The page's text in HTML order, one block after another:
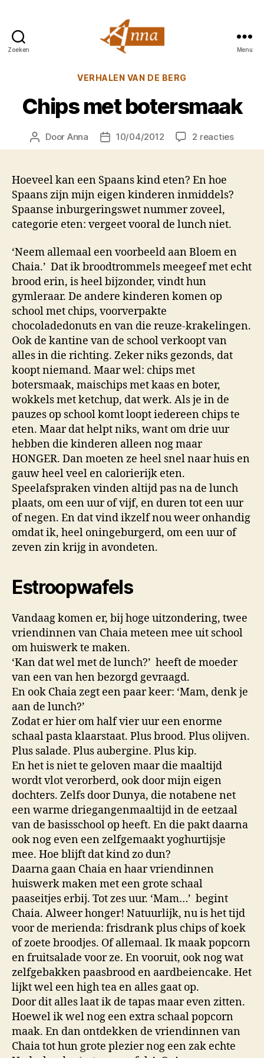
Zoeken
van
Menu
Categorieën
VERHALEN VAN DE BERG
Chips met botersmaak
Berichtauteur
Door Anna Berichtdatum
10/04/2012 2 reactiesop
Chips
Hoeveel kan een Spaans kind eten? En hoe
Spaans zijn mijn eigen kinderen inmiddels?
Spaanse inburgeringswet nummer zoveel,
categorie eten: vergeet vooral de lunch niet.
‘Neem allemaal een voorbeeld aan Bloem en
Chaia.’ Dat ik broodtrommels meegeef met echt
brood erin, is heel bijzonder, vindt hun
gymleraar. De andere kinderen komen op
school met chips, voorverpakte
chocoladedonuts en van die reuze-krakelingen.
Ook de kantine van de school verkoopt van
alles in die richting. Zeker niks gezonds, dat
koopt niemand. Maar wel: chips met
botersmaak, maischips met kaas en boter,
wokkels met ketchup, dat werk. Als je in de
pauzes op school komt loopt iedereen chips te
eten. Maar dat helpt niks, want om drie uur
hebben die kinderen alleen nog maar
HONGER. Dan moeten ze heel snel naar huis en
gauw heel veel en calorierijk eten.
Speelafspraken vinden altijd pas na de lunch
plaats, om een uur of vijf, en duren tot een uur
of negen. En dat vind ikzelf nou weer onhandig
omdat ik, heel oningeburgerd, om een uur of
zeven zin krijg in avondeten.
Estroopwafels
Vandaag komen er, bij hoge uitzondering, twee
vriendinnen van Chaia meteen mee uit school
om huiswerk te maken.
‘Kan dat wel met de lunch?’ heeft de moeder
van een van hen bezorgd gevraagd.
En ook Chaia zegt een paar keer: ‘Mam, denk je
aan de lunch?’
Zodat er hier om half vier uur een enorme
schaal pasta klaarstaat. Plus brood. Plus olijven.
Plus salade. Plus aubergine. Plus kip.
En het is niet te geloven maar die maaltijd
wordt vlot verorberd, ook door mijn eigen
dochters. Zelfs door Dunya, die notabene net
een warme driegangenmaaltijd in de eetzaal
van de basisschool op heeft. En die pakt daarna
ook nog even een zelfgemaakt yoghurtijsje
mee. Hoe blijft dat kind zo dun?
Daarna gaan Chaia en haar vriendinnen
huiswerk maken met een grote schaal
paaseitjes erbij. Tot zes uur. ‘Mam…’ begint
Chaia. Alweer honger! Natuurlijk, nu is het tijd
voor de merienda: frisdrank plus chips of koek
of zoete broodjes. Of allemaal. Ik maak popcorn
en fruitsalade voor ze. En vooruit, ook nog wat
zelfgebakken paasbrood en aardbeiencake. Het
lijkt wel een high tea en alles gaat op.
Door dit alles laat ik de tapas maar even zitten.
Hoewel ik wel nog een extra schaal popcorn
maak. En dan ontdekken de vriendinnen van
Chaia tot hun grote plezier nog een zak echte